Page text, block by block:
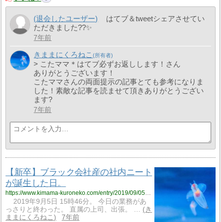
(退会したユーザー)
はてブ＆tweetシェアさせてい
ただきました??✨
7年前
きままにくろねこ
> こたママ＊はてブ必ずお返しします！さん
ありがとうございます！
こたママさんの両面提示の記事とても参考になりま
した！素敵な記事を読ませて頂きありがとうござい
ます?
7年前
【新卒】ブラック会社産の社内ニート
が誕生した日。
2019年9月5日 15時46分。 今日の業務があ
っさりと終わった。 直属の上司、出張。 …
き
ままにくろねこ
7年前